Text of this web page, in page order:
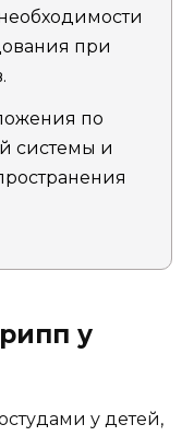
при
по
системы и
у
у детей,